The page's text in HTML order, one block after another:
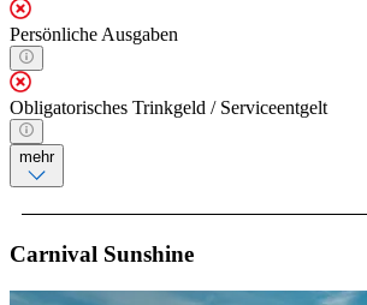
Persönliche Ausgaben
Obligatorisches Trinkgeld / Serviceentgelt
mehr
Carnival Sunshine